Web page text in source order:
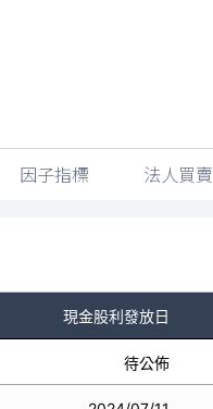
因子指標 法人買賣
現金股利發放日
待公佈